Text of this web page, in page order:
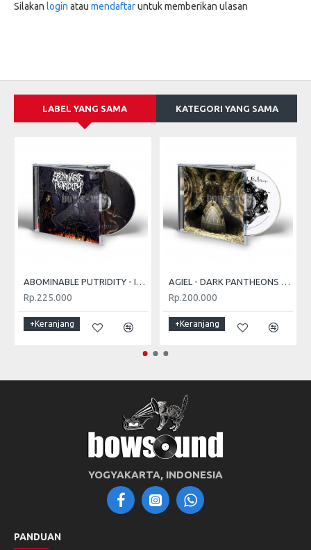
Silakan login atau mendaftaruntuk memberikan ulasan
LABEL YANG SAMA KATEGORI YANG SAMA
ABOMINABLE PUTRIDITY - IN THE END OF HUMAN SUFFERING
Rp.225.000
+Keranjang
AGIEL - DARK PANTHEONS AGAIN WILL REIGN
Rp.200.000
+Keranjang
YOGYAKARTA, INDONESIA
PANDUAN